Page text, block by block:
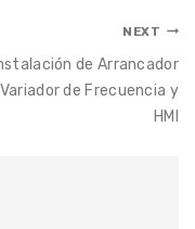
NEXT
de Arrancador
de Frecuencia y
HMI